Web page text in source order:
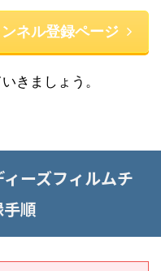
ネル登録ページ
きましょう。
ーズフィルムチ
順